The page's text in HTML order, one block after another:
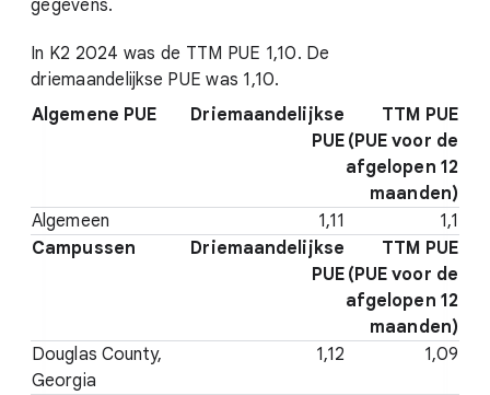
gegevens.
In K2 2024 was de TTM PUE 1,10. De
driemaandelijkse PUE was 1,10.
Algemene PUE
Driemaandelijkse
PUE
TTM PUE
(PUE voor de
afgelopen 12
maanden)
Algemeen
1,11
1,1
Campussen
Driemaandelijkse
PUE
TTM PUE
(PUE voor de
afgelopen 12
maanden)
Douglas County,
Georgia
1,12 1,09